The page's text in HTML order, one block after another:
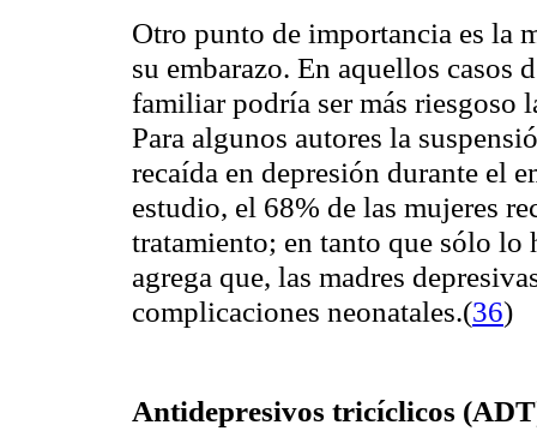
Otro punto de importancia es la
su embarazo. En aquellos casos
familiar podría ser más riesgoso
Para algunos autores la
recaída en depresión durante el
estudio, el 68% de las mujeres
tratamiento; en tanto que sólo lo
agrega que, las madres
complicaciones neonatales.(36)
Antidepresivos tricíclicos